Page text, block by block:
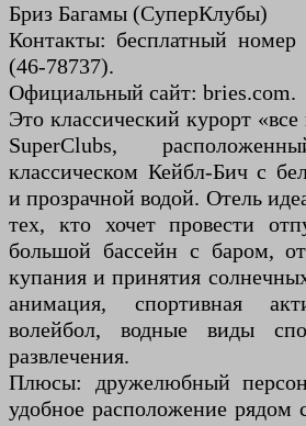
Бриз Багамы (СуперКлубы)
Контакты: бесплатный номер
(46-78737).
Официальный сайт: bries.com.
Это классический курорт
SuperClubs,
классическом Кейбл-Бич с
и прозрачной водой. Отель
тех, кто хочет провести
большой бассейн с баром,
купания и принятия
анимация, спортивная
волейбол, водные виды
развлечения.
Плюсы: дружелюбный
удобное расположение рядом